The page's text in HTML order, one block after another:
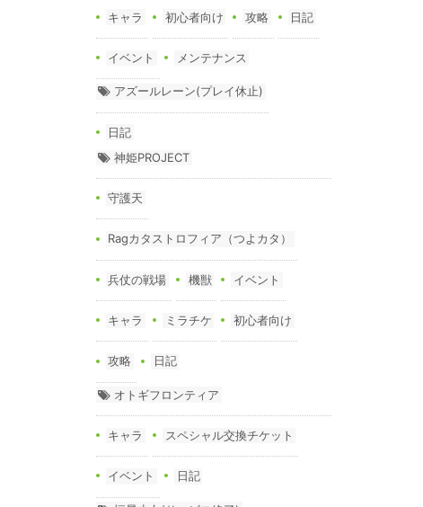
キャラ 初心者向け 攻略 日記
イベント メンテナンス
アズールレーン(プレイ休止)
日記
神姫PROJECT
守護天
Ragカタストロフィア（つよカタ）
兵仗の戦場 機獣 イベント
キャラ ミラチケ 初心者向け
攻略 日記
オトギフロンティア
キャラ スペシャル交換チケット
イベント 日記